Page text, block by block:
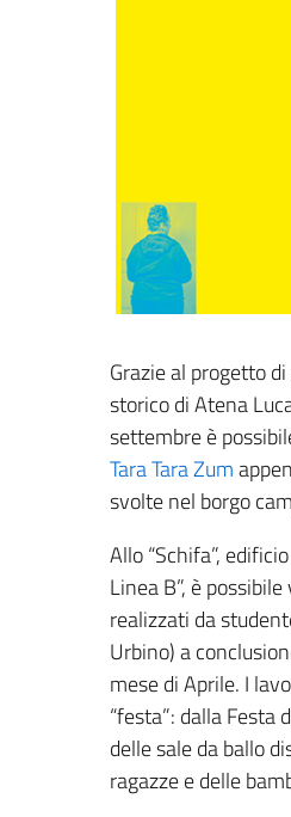
Grazie al progetto
storico di Atena
settembre è
Tara Tara Zum
svolte nel borgo
Allo “Schifa”,
Linea B”, è
realizzati da
Urbino) a
mese di Aprile. I
“festa”: dalla Festa
delle sale da ballo
ragazze e delle